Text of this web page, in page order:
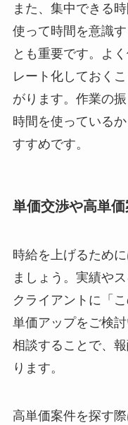
また、集中できる
使って時間を意識
とも重要です。よ
レート化しておく
がります。作業の
時間を使っている
すすめです。
単価交渉や高単
時給を上げるため
ましょう。実績や
クライアントに「
単価アップをご検
相談することで、
ります。
高単価案件を探す